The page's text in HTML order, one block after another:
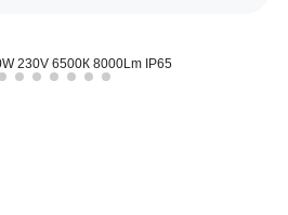
230V 6500К 8000Lm IP65